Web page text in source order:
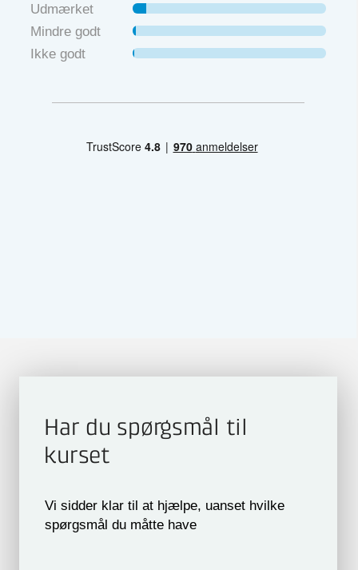
Udmærket
Mindre godt
Ikke godt
Har du spørgsmål til
kurset
Vi sidder klar til at hjælpe, uanset hvilke
spørgsmål du måtte have